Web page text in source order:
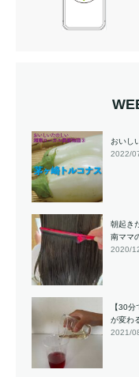
おいし
2022/
朝起き
南ママ
2020/
【30
が変わ
2021/